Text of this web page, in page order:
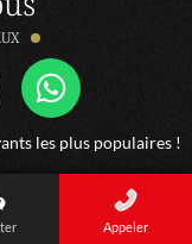
Appeler
les plus populaires !